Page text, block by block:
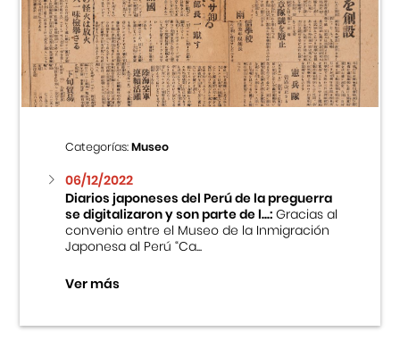
Categorías:Museo
06/12/2022
Diarios japoneses del Perú de la preguerra
se digitalizaron y son parte de l...:Gracias al
convenio entre el Museo de la Inmigración
Japonesa al Perú “Ca...
Ver más